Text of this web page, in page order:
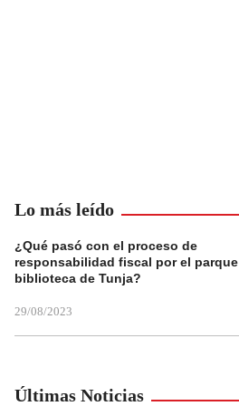
Lo más leído
¿Qué pasó con el proceso de
responsabilidad fiscal por el parque
biblioteca de Tunja?
29/08/2023
Últimas Noticias